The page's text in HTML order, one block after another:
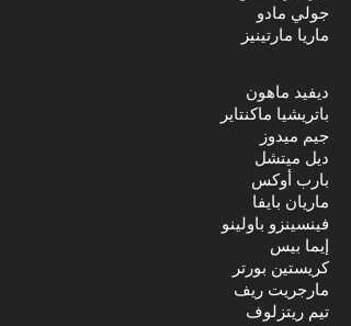
جولي مادو
ماريا مارتينيز
ديفيد ماهون
باتريشيا ماكنتاير
جيم ميدوز
ديل ميتشل
بارب أوكس
ماريان بايفا
فينسينزو باولينو
إيما بيس
كريستين بورتر
مارجريت ريف
تيم ريتزلوف